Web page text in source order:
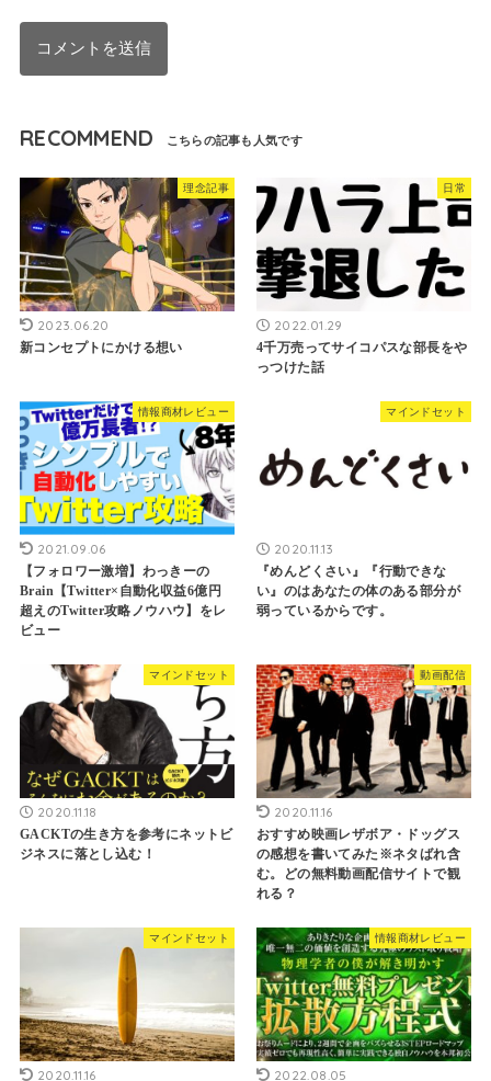
RECOMMEND
理念記事
2023.06.20
新コンセプトにかける想い
日常
2022.01.29
4千万売ってサイコパスな部長をや
っつけた話
情報商材レビュー
2021.09.06
【フォロワー激増】わっきーの
Brain【Twitter×自動化収益6億円
超えのTwitter攻略ノウハウ】をレ
ビュー
マインドセット
2020.11.13
『めんどくさい』『行動できな
い』のはあなたの体のある部分が
弱っているからです。
マインドセット
2020.11.18
GACKTの生き方を参考にネットビ
ジネスに落とし込む！
動画配信
2020.11.16
おすすめ映画レザボア・ドッグス
の感想を書いてみた※ネタばれ含
む。どの無料動画配信サイトで観
れる？
マインドセット
2020.11.16
情報商材レビュー
2022.08.05